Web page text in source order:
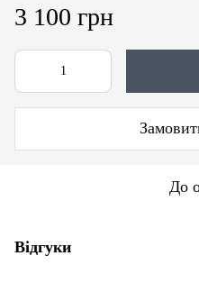
3 100 грн
До
Відгуки